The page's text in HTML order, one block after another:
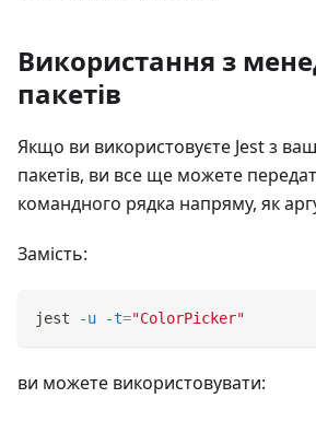
Використання з
пакетів
Якщо ви використовуєте Jest з
пакетів, ви все ще можете
командного рядка напряму, як
Замість:
jest -u -t="ColorPicker"
ви можете використовувати: